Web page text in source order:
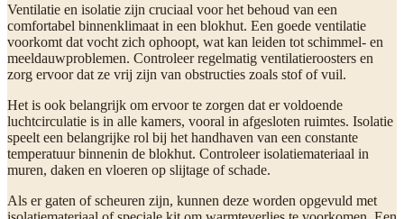
Ventilatie en isolatie zijn cruciaal voor het behoud van een
comfortabel binnenklimaat in een blokhut. Een goede ventilatie
voorkomt dat vocht zich ophoopt, wat kan leiden tot schimmel- en
meeldauwproblemen. Controleer regelmatig ventilatieroosters en
zorg ervoor dat ze vrij zijn van obstructies zoals stof of vuil.
Het is ook belangrijk om ervoor te zorgen dat er voldoende
luchtcirculatie is in alle kamers, vooral in afgesloten ruimtes. Isolatie
speelt een belangrijke rol bij het handhaven van een constante
temperatuur binnenin de blokhut. Controleer isolatiemateriaal in
muren, daken en vloeren op slijtage of schade.
Als er gaten of scheuren zijn, kunnen deze worden opgevuld met